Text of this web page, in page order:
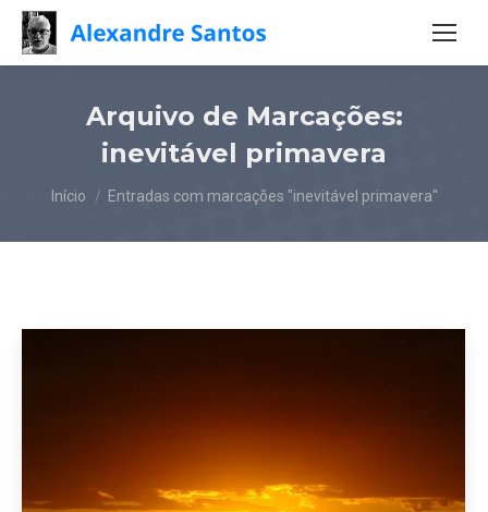
Arquivo de Marcações:
inevitável primavera
Você está aqui:
Início Entradas com marcações "inevitável primavera"